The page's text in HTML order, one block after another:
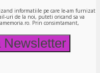
informatiile pe care le-am furnizat
uri de la noi, puteti oricand sa va
Prin consimtamant,